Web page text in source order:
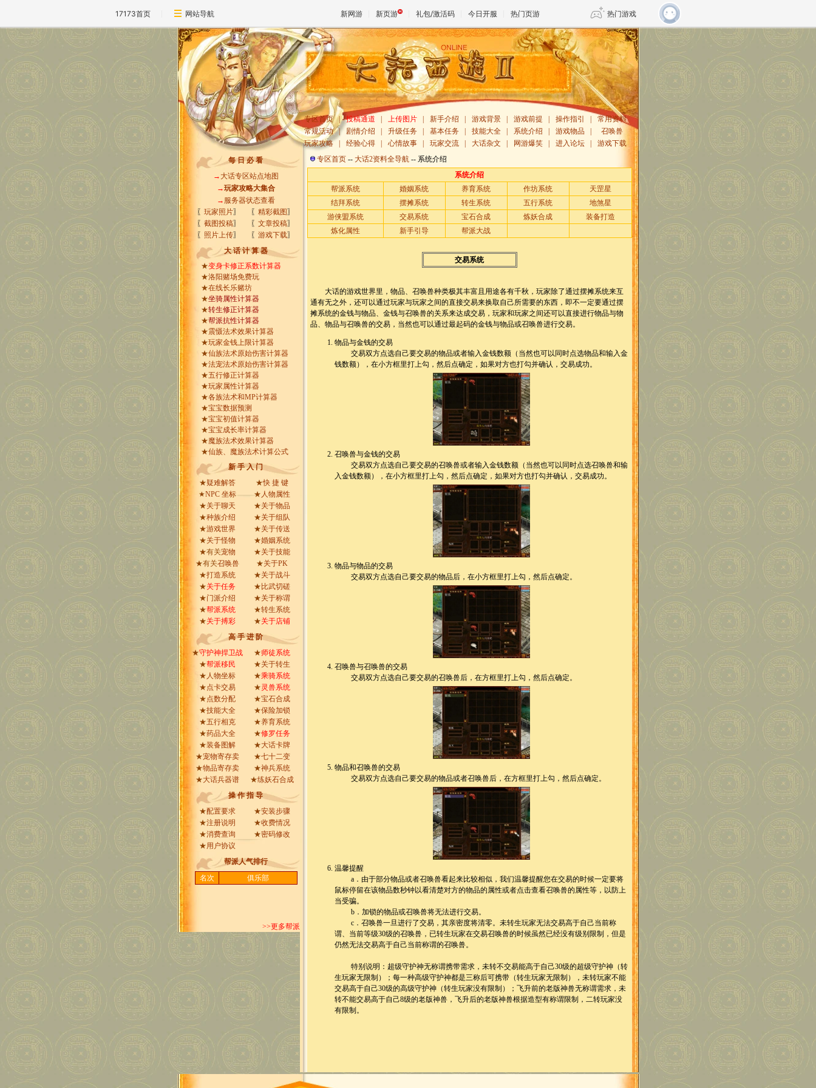
17173首页 网站导航 新网游 新页游 礼包/激活码 今日开服 热门页游 热门游戏
DNF 传奇4
剑网3旗舰版 新天龙八部
王权与自由 诛仙世界 仙剑世界
专区首页 投稿通道 上传图片 新手介绍 游戏背景 游戏前提 操作指引
常用资料
常规活动
剧情介绍 升级任务 基本任务 技能大全 系统介绍 游戏物品
召唤兽
玩家攻略
经验心得 心情故事 玩家交流 大话杂文 网游爆笑 进入论坛
游戏下载
每 日 必 看
→ 大话专区站点地图
→玩家攻略大集合
→ 服务器状态查看
〖 玩家照片〗 〖 精彩截图 〗
〖 截图投稿〗 〖 文章投稿〗
〖 照片上传〗 〖 游戏下载〗
大 话 计 算 器
★变身卡修正系数计算器
★洛阳赌场免费玩
★在线长乐赌坊
★坐骑属性计算器
★转生修正计算器
★帮派抗性计算器
★震慑法术效果计算器
★玩家金钱上限计算器
★仙族法术原始伤害计算器
★法宠法术原始伤害计算器
★五行修正计算器
★玩家属性计算器
★各族法术和MP计算器
★宝宝数据预测
★宝宝初值计算器
★宝宝成长率计算器
★魔族法术效果计算器
★仙族、魔族法术计算公式
新 手 入 门
★疑难解答 ★快 捷 键
★NPC 坐标 ★ 人物属性
★关于聊天 ★关于物品
★种族介绍 ★关于组队
★游戏世界 ★关于传送
★关于怪物 ★婚姻系统
★有关宠物 ★关于技能
★有关召唤兽 ★关于PK
★打造系统 ★关于战斗
★关于任务 ★ 比武切磋
★门派介绍 ★关于称谓
★帮派系统 ★转生系统
★关于搏彩 ★关于店铺
高 手 进 阶
★守护神捍卫战 ★师徒系统
★帮派移民 ★关于转生
★ 人物坐标 ★乘骑系统
★点卡交易 ★灵兽系统
★点数分配 ★宝石合成
★技能大全 ★保险加锁
★五行相克 ★养育系统
★药品大全 ★修罗任务
★装备图解 ★大话卡牌
★宠物寄存卖 ★七十二变
★物品寄存卖 ★神兵系统
★大话兵器谱 ★练妖石合成
操 作 指 导
★配置要求 ★安装步骤
★注册说明 ★收费情况
★消费查询 ★密码修改
★用户协议
帮派人气排行
名次
俱乐部
>>更多帮派
专区首页 -- 大话2资料全导航 -- 系统介绍
系统介绍
帮派系统
婚姻系统 养育系统 作坊系统
天罡星
结拜系统
摆摊系统 转生系统 五行系统
地煞星
游侠盟系统
交易系统 宝石合成 炼妖合成
装备打造
炼化属性
新手引导 帮派大战
交易系统
大话的游戏世界里，物品、召唤兽种类极其丰富且用途各有千秋，玩家除了通过摆摊系统来互
通有无之外，还可以通过玩家与玩家之间的直接交易来换取自己所需要的东西，即不一定要通过摆
摊系统的金钱与物品、金钱与召唤兽的关系来达成交易，玩家和玩家之间还可以直接进行物品与物
品、物品与召唤兽的交易，当然也可以通过最起码的金钱与物品或召唤兽进行交易。
物品与金钱的交易
交易双方点选自己要交易的物品或者输入金钱数额（当然也可以同时点选物品和输入金
钱数额），在小方框里打上勾，然后点确定，如果对方也打勾并确认，交易成功。
召唤兽与金钱的交易
交易双方点选自己要交易的召唤兽或者输入金钱数额（当然也可以同时点选召唤兽和输
入金钱数额），在小方框里打上勾，然后点确定，如果对方也打勾并确认，交易成功。
物品与物品的交易
交易双方点选自己要交易的物品后，在小方框里打上勾，然后点确定。
召唤兽与召唤兽的交易
交易双方点选自己要交易的召唤兽后，在方框里打上勾，然后点确定。
物品和召唤兽的交易
交易双方点选自己要交易的物品或者召唤兽后，在方框里打上勾，然后点确定。
温馨提醒
a．由于部分物品或者召唤兽看起来比较相似，我们温馨提醒您在交易的时候一定要将
鼠标停留在该物品数秒钟以看清楚对方的物品的属性或者点击查看召唤兽的属性等，以防上
当受骗。
b．加锁的物品或召唤兽将无法进行交易。
c．召唤兽一旦进行了交易，其亲密度将清零。未转生玩家无法交易高于自己当前称
谓、当前等级30级的召唤兽，已转生玩家在交易召唤兽的时候虽然已经没有级别限制，但是
仍然无法交易高于自己当前称谓的召唤兽。
特别说明：超级守护神无称谓携带需求，未转不交易能高于自己30级的超级守护神（转
生玩家无限制）；每一种高级守护神都是三称后可携带（转生玩家无限制），未转玩家不能
交易高于自己30级的高级守护神（转生玩家没有限制）；飞升前的老版神兽无称谓需求，未
转不能交易高于自己8级的老版神兽，飞升后的老版神兽根据造型有称谓限制，二转玩家没
有限制。